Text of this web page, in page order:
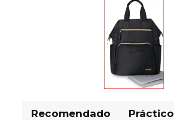
Recomendado Práctico